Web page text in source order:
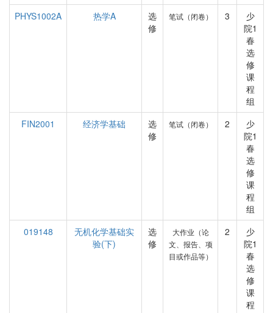
PHYS1002A
热学A
选
修
笔试（闭卷） 3
少
院1
春
选
修
课
程
组
FIN2001
经济学基础
选
修
笔试（闭卷） 2
少
院1
春
选
修
课
程
组
019148
无机化学基础实
验(下)
选
修
大作业（论
文、报告、项
目或作品等）
2
少
院1
春
选
修
课
程